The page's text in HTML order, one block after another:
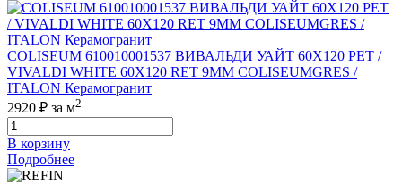
COLISEUM 610010001537 ВИВАЛЬДИ УАЙТ 60X120 РЕТ /
VIVALDI WHITE 60X120 RET 9MM COLISEUMGRES /
ITALON Керамогранит
2920 ₽ за м2
В корзину
Подробнее